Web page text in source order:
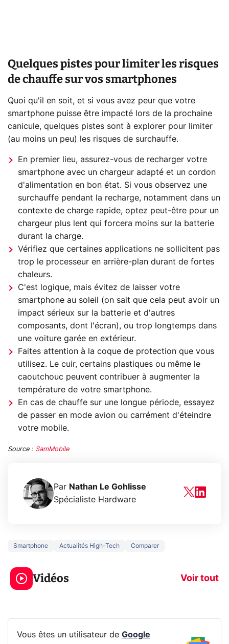
Quelques pistes pour limiter les risques
de chauffe sur vos smartphones
Quoi qu'il en soit, et si vous avez peur que votre
smartphone puisse être impacté lors de la prochaine
canicule, quelques pistes sont à explorer pour limiter
(au moins un peu) les risques de surchauffe.
En premier lieu, assurez-vous de recharger votre
smartphone avec un chargeur adapté et un cordon
d'alimentation en bon état. Si vous observez une
surchauffe pendant la recharge, notamment dans un
contexte de charge rapide, optez peut-être pour un
chargeur plus lent qui forcera moins sur la batterie
durant la charge.
Vérifiez que certaines applications ne sollicitent pas
trop le processeur en arrière-plan durant de fortes
chaleurs.
C'est logique, mais évitez de laisser votre
smartphone au soleil (on sait que cela peut avoir un
impact sérieux sur la batterie et d'autres
composants, dont l'écran), ou trop longtemps dans
une voiture garée en extérieur.
Faites attention à la coque de protection que vous
utilisez. Le cuir, certains plastiques ou même le
caoutchouc peuvent contribuer à augmenter la
température de votre smartphone.
En cas de chauffe sur une longue période, essayez
de passer en mode avion ou carrément d'éteindre
votre mobile.
Source : SamMobile
Par Nathan Le Gohlisse
Spécialiste Hardware
Smartphone Actualités High-Tech Comparer
Vidéos Voir tout
5 générations de
jeux dans la
prochaine Xbox !
navigation
Vous êtes un utilisateur de Google